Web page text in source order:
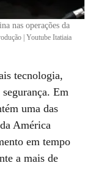
nas operações da
| Youtube Itatiaia
tecnologia,
Em
uma das
América
em tempo
a mais de